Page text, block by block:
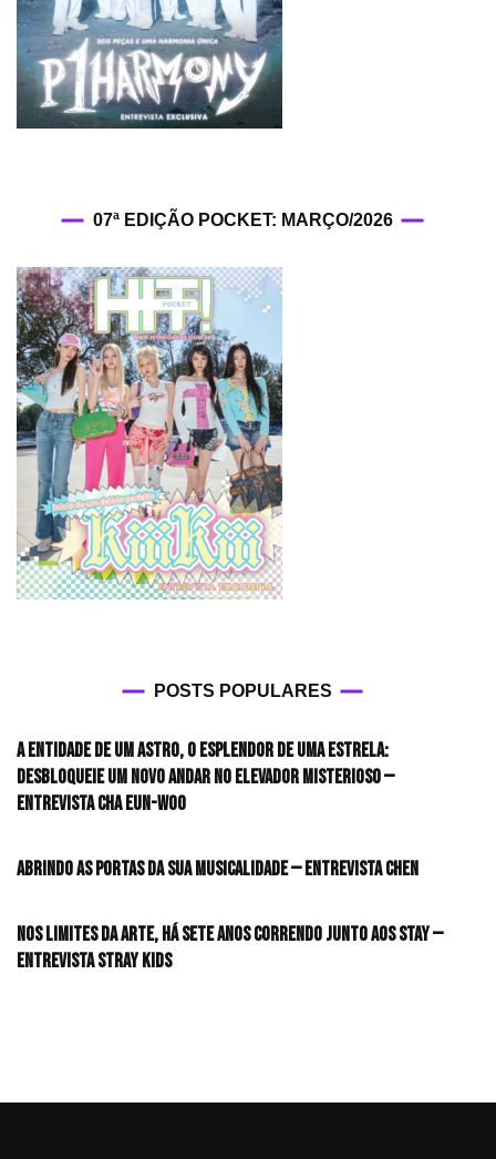
07ª EDIÇÃO POCKET: MARÇO/2026
POSTS POPULARES
A entidade de um astro, o esplendor de uma estrela:
desbloqueie um novo andar no elevador misterioso —
Entrevista CHA EUN-WOO
Abrindo as portas da sua musicalidade — Entrevista CHEN
Nos limites da arte, há sete anos correndo junto aos STAY —
Entrevista Stray Kids